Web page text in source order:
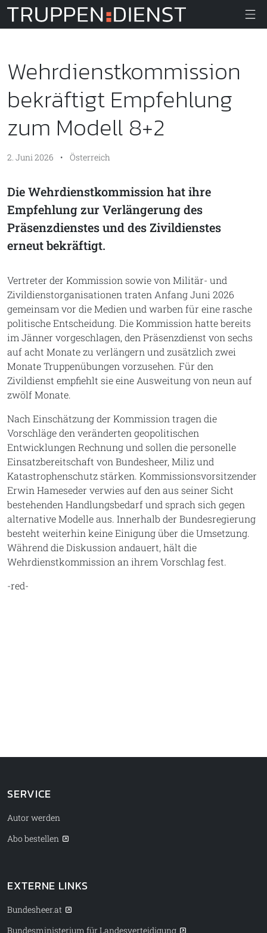
Truppendienst
Wehrdienstkommission
bekräftigt Empfehlung
zum Modell 8+2
2. Juni 2026 • Österreich
Die Wehrdienstkommission hat ihre
Empfehlung zur Verlängerung des
Präsenzdienstes und des Zivildienstes
erneut bekräftigt.
Vertreter der Kommission sowie von Militär- und
Zivildienstorganisationen traten Anfang Juni 2026
gemeinsam vor die Medien und warben für eine rasche
politische Entscheidung. Die Kommission hatte bereits
im Jänner vorgeschlagen, den Präsenzdienst von sechs
auf acht Monate zu verlängern und zusätzlich zwei
Monate Truppenübungen vorzusehen. Für den
Zivildienst empfiehlt sie eine Ausweitung von neun auf
zwölf Monate.
Nach Einschätzung der Kommission tragen die
Vorschläge den veränderten geopolitischen
Entwicklungen Rechnung und sollen die personelle
Einsatzbereitschaft von Bundesheer, Miliz und
Katastrophenschutz stärken. Kommissionsvorsitzender
Erwin Hameseder verwies auf den aus seiner Sicht
bestehenden Handlungsbedarf und sprach sich gegen
alternative Modelle aus. Innerhalb der Bundesregierung
besteht weiterhin keine Einigung über die Umsetzung.
Während die Diskussion andauert, hält die
Wehrdienstkommission an ihrem Vorschlag fest.
-red-
SERVICE
Autor werden
Abo bestellen
EXTERNE LINKS
Bundesheer.at
Bundesministerium für Landesverteidigung